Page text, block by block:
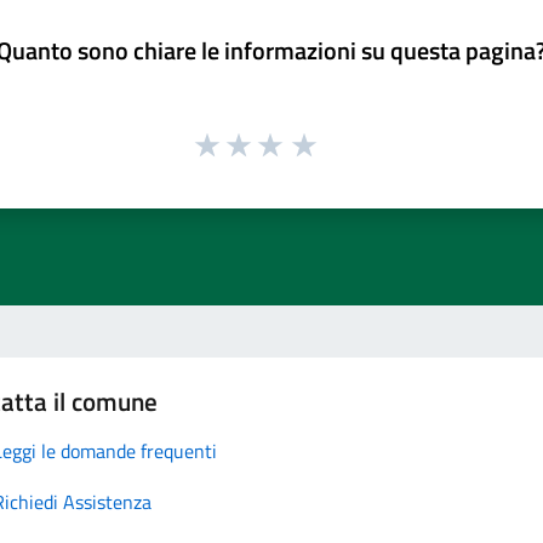
sono chiare le informazioni su questa
il comune
le domande frequenti
Assistenza